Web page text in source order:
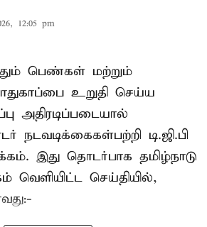
12:05 pm
பெண்கள் மற்றும்
உறுதி செய்ய
அதிரடிப்படையால்
நடவடிக்கைகள்பற்றி டி.ஜி.பி
இது தொடர்பாக தமிழ்நாடு
வெளியிட்ட செய்தியில்,